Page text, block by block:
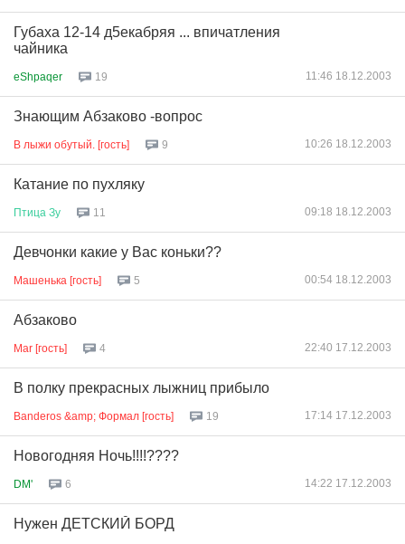
Губаха 12-14 д5екабряя ... впичатления
чайника
eShpaqer 19 11:46 18.12.2003
Знающим Абзаково -вопрос
В лыжи обутый. [гость] 9 10:26 18.12.2003
Катание по пухляку
Птица Зу 11 09:18 18.12.2003
Девчонки какие у Вас коньки??
Машенька [гость] 5 00:54 18.12.2003
Абзаково
Mar [гость] 4 22:40 17.12.2003
В полку прекрасных лыжниц прибыло
Banderos &amp; Формал [гость] 19 17:14 17.12.2003
Новогодняя Ночь!!!!????
DM' 6 14:22 17.12.2003
Нужен ДЕТСКИЙ БОРД